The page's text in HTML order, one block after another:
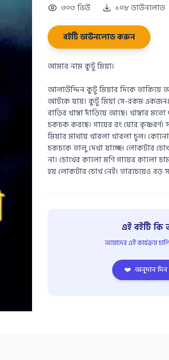
৩০৩ ভিউ ১০৮ ডাউনলোড
বইটি ডাউনলোড করুন
আমার নাম কুটু মিয়া।
আলাউদ্দিন কুটু মিয়ার দিকে তাকিয়ে
আটকে যায়। কুটু মিয়া সে-রকম
বাড়ির খাম্বা দাঁড়িয়ে আছে। খাম্বার
চকচক করছে। গায়ের রং ঘোর কৃষ্ণবর্ণ।
মিয়ার মাথায় খাবলা খাবলা চুল।
চকচকে তালু দেখা যাচ্ছে। লোকটার
না। চোখের কালো মণি গায়ের কালো
হয় লোকটার চোখ নেই। তারচেয়েও বড়
এই বইটি
আমাদের এই কার্যক্রম
❤️ অনুদান দিন